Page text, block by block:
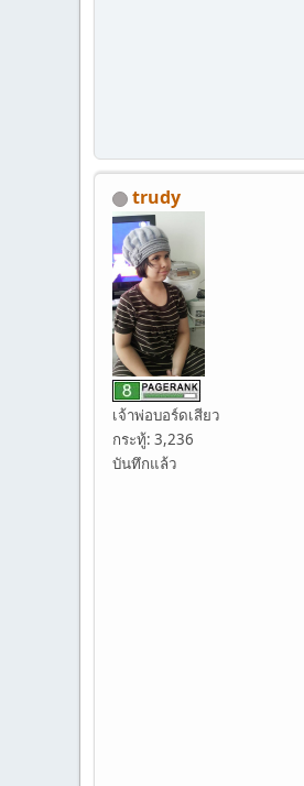
trudy
เจ้าพ่อบอร์ดเสียว
กระทู้: 3,236
บันทึกแล้ว